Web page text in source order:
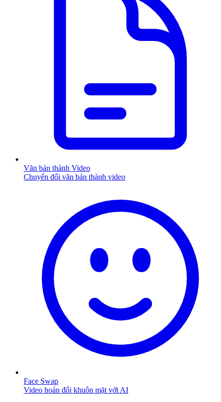
Văn bản thành Video
Chuyển đổi văn bản thành video
Face Swap
Video hoán đổi khuôn mặt với AI